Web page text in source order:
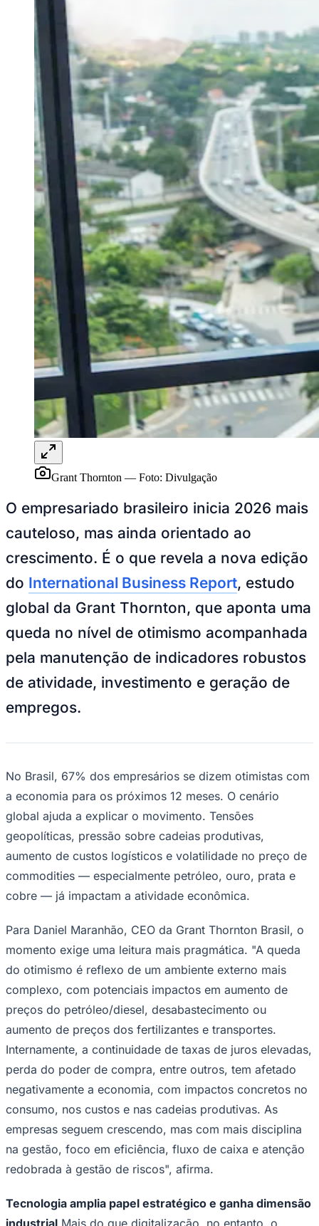
Parque Imperial
do Bom Jesus
Parnaíba
Silveira Vila Boa Vista
Vila
Vila Engenho Novo Vila MárciaVila Nossa Sra. da
Escada
Vila PortoVotupoca
Para Sua Empresa
Anuncie no Portal
Guia de Empresas
Divulgar VagasNovo
Publicidade Legal
Negócios Regionais
Turismo
Segurança Regional
Hospitais Estaduais
Parques & Represas
Cidades da Região
Santana de Parnaíba OsascoCarapicuíbaJandiraItapeviCotiaPirapora
do Bom Jesus
Araçariguama CajamarCaieirasFranco da
Francisco MoratoTaboão da Serra Embu das ArtesSão Roque
Para Sua Empresa
Anuncie Regional
Guia de Empresas
Vagas na RegiãoNovo
Hub de Negócios
Guia Comercial
Selo Verificado
Portal Educacional
Agenda de Vestibulares
Vagas de Emprego
Concursos
Panorama Econômico
Panorama Econômico
Para Sua Empresa
Anuncie no Portal
Verificar Empresa
Anunciar VagasNovo
NBA
NFL
UFC
MLB
Atletismo
NBB
Brasileirão Série B
Paulistão
Copa do Brasil
Sul-Americana
Copa América
Champions League
Premier League
La Liga
Mundial 2026
Grant Thornton — Foto: Divulgação
O empresariado brasileiro inicia 2026 mais
cauteloso, mas ainda orientado ao
crescimento. É o que revela a nova edição
do International Business Report, estudo
global da Grant Thornton, que aponta uma
queda no nível de otimismo acompanhada
pela manutenção de indicadores robustos
de atividade, investimento e geração de
empregos.
No Brasil, 67% dos empresários se dizem otimistas com
a economia para os próximos 12 meses. O cenário
global ajuda a explicar o movimento. Tensões
geopolíticas, pressão sobre cadeias produtivas,
aumento de custos logísticos e volatilidade no preço de
commodities — especialmente petróleo, ouro, prata e
cobre — já impactam a atividade econômica.
Para Daniel Maranhão, CEO da Grant Thornton Brasil, o
momento exige uma leitura mais pragmática. "A queda
do otimismo é reflexo de um ambiente externo mais
complexo, com potenciais impactos em aumento de
preços do petróleo/diesel, desabastecimento ou
aumento de preços dos fertilizantes e transportes.
Internamente, a continuidade de taxas de juros elevadas,
perda do poder de compra, entre outros, tem afetado
negativamente a economia, com impactos concretos no
consumo, nos custos e nas cadeias produtivas. As
empresas seguem crescendo, mas com mais disciplina
na gestão, foco em eficiência, fluxo de caixa e atenção
redobrada à gestão de riscos", afirma.
Tecnologia amplia papel estratégico e ganha dimensão
industrial Mais do que digitalização, no entanto, o